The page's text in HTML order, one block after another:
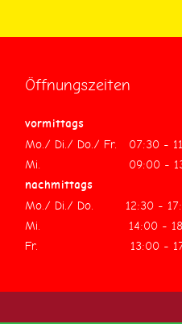
Öffnungszeiten
vormittags
Mo./ Di./ Do./ Fr. 07:30 -
Mi. 09:00 -
nachmittags
Mo./ Di./ Do. 12:30 -
Mi. 14:00 -
Fr. 13:00 -